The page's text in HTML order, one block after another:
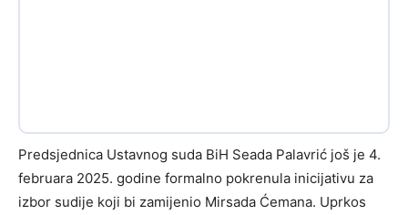
Predsjednica Ustavnog suda BiH Seada Palavrić još je 4.
februara 2025. godine formalno pokrenula inicijativu za
izbor sudije koji bi zamijenio Mirsada Ćemana. Uprkos